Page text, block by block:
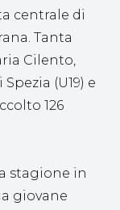
centrale di
Tanta
Cilento,
(U19) e
126
stagione in
giovane